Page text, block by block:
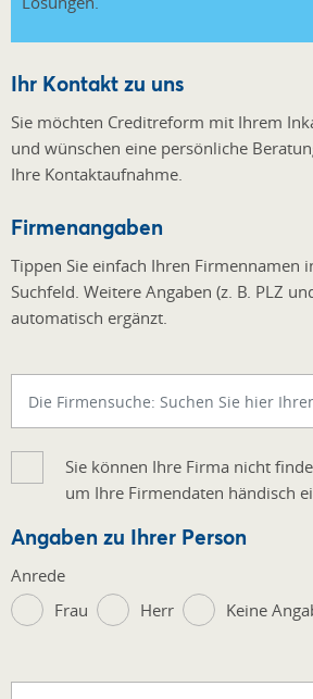
Ihr Kontakt zu uns
Sie möchten Creditreform mit Ihrem
und wünschen eine persönliche
Ihre Kontaktaufnahme.
Firmenangaben
Tippen Sie einfach Ihren Firmennamen
Suchfeld. Weitere Angaben (z. B. PLZ
automatisch ergänzt.
Sie können Ihre Firma nicht
um Ihre Firmendaten händisch
Angaben zu Ihrer Person
Anrede
Frau
Herr Keine